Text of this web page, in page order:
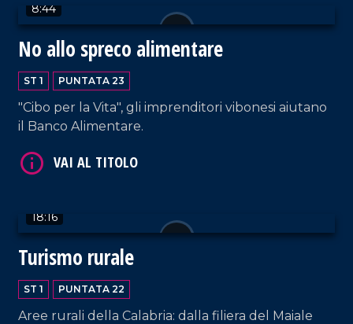
8:44
No allo spreco alimentare
ST 1 PUNTATA 23
"Cibo per la Vita", gli imprenditori vibonesi aiutano
il Banco Alimentare.
18:16
Turismo rurale
ST 1 PUNTATA 22
Aree rurali della Calabria: dalla filiera del Maiale
VAI AL TITOLO
VAI AL TITOLO